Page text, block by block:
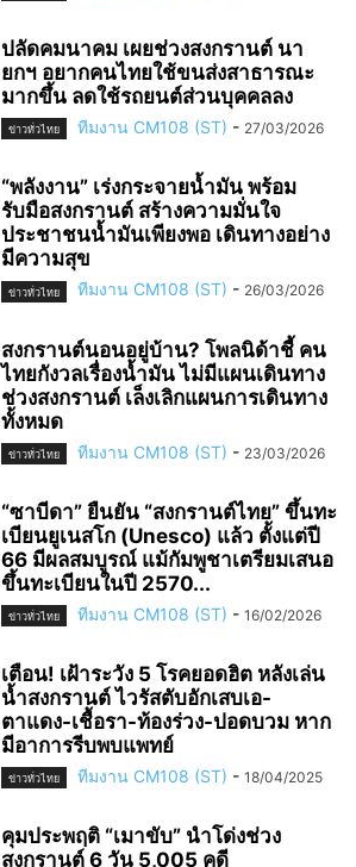
ปลัดคมนาคม เผยช่วงสงกรานต์ นา
ยกฯ อยากคนไทยใช้ขนส่งสาธารณะ
มากขึ้น ลดใช้รถยนต์ส่วนบุคคลลง
ข่าวทั่วไทย ทีมงาน CM108 (ST) - 27/03/2026
“พลังงาน” เร่งกระจายน้ำมัน พร้อม
รับมือสงกรานต์ สร้างความมั่นใจ
ประชาชนน้ำมันเพียงพอ เดินทางอย่าง
มีความสุข
ข่าวทั่วไทย ทีมงาน CM108 (ST) - 26/03/2026
สงกรานต์นอนอยู่บ้าน? โพลนิด้าชี้ คน
ไทยกังวลเรื่องน้ำมัน ไม่มีแผนเดินทาง
ช่วงสงกรานต์ เล็งเลิกแผนการเดินทาง
ทั้งหมด
ข่าวทั่วไทย ทีมงาน CM108 (ST) - 23/03/2026
“ซาบีดา” ยืนยัน “สงกรานต์ไทย” ขึ้นทะ
เบียนยูเนสโก (Unesco) แล้ว ตั้งแต่ปี
66 มีผลสมบูรณ์ แม้กัมพูชาเตรียมเสนอ
ขึ้นทะเบียนในปี 2570...
ข่าวทั่วไทย ทีมงาน CM108 (ST) - 16/02/2026
เตือน! เฝ้าระวัง 5 โรคยอดฮิต หลังเล่น
น้ำสงกรานต์ ไวรัสตับอักเสบเอ-
ตาแดง-เชื้อรา-ท้องร่วง-ปอดบวม หาก
มีอาการรีบพบแพทย์
ข่าวทั่วไทย ทีมงาน CM108 (ST) - 18/04/2025
คุมประพฤติ “เมาขับ” นำโด่งช่วง
สงกรานต์ 6 วัน 5,005 คดี